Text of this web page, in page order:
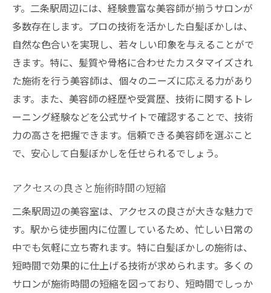
す。二条駅周辺には、経験豊富な美容師が揃うサロンが
多数存在します。プロの技術を活かした白髪ぼかしは、
自然な色合いを実現し、若々しい印象を与えることがで
きます。特に、髪質や骨格に合わせたカスタマイズされ
た施術を行う美容師は、個々のニーズに応える力があり
ます。また、美容師の経歴や受賞歴、技術に関するトレ
ーニング経験などを公式サイトで確認することで、技術
力の高さを把握できます。信頼できる美容師を選ぶこと
で、安心して白髪ぼかしを任せられるでしょう。
アクセスの良さと施術時間の短縮
二条駅周辺の美容室は、アクセスの良さが大きな魅力で
す。駅から徒歩圏内に位置しているため、忙しい日常の
中でも気軽に立ち寄れます。特に白髪ぼかしの施術は、
短時間で効果的に仕上げる技術が求められます。多くの
サロンが施術時間の短縮を図っており、短時間でしっか